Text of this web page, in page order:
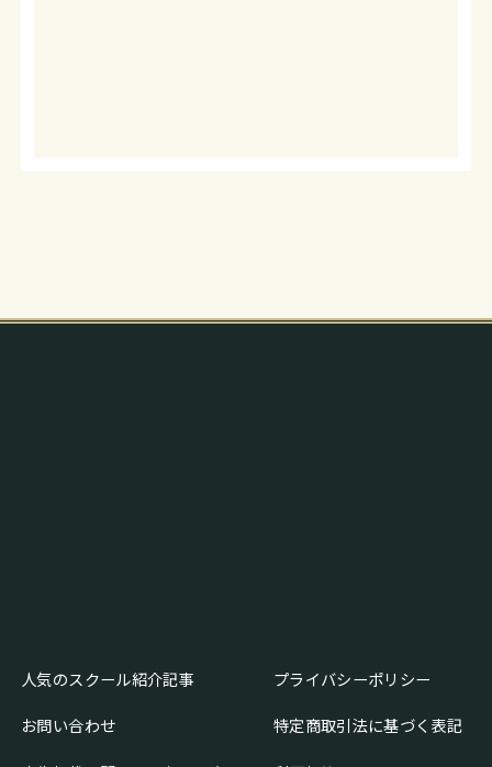
人気のスクール紹介記事
お問い合わせ
プライバシーポリシー
特定商取引法に基づく表記